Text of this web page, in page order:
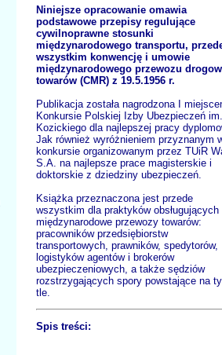
Niniejsze opracowanie omawia
podstawowe przepisy regulujące
cywilnoprawne stosunki
międzynarodowego transportu,
wszystkim konwencję i umowie
międzynarodowego przewozu
towarów (CMR) z 19.5.1956 r.
Publikacja została nagrodzona I
Konkursie Polskiej Izby Ubezpieczeń
Kozickiego dla najlepszej pracy
Jak również wyróżnieniem przyznanym
konkursie organizowanym przez TUiR
S.A. na najlepsze prace magisterskie i
doktorskie z dziedziny ubezpieczeń.
Książka przeznaczona jest przede
wszystkim dla praktyków obsługujących
międzynarodowe przewozy towarów:
pracowników przedsiębiorstw
transportowych, prawników, spedytorów,
logistyków agentów i brokerów
ubezpieczeniowych, a także sędziów
rozstrzygających spory powstające na
tle.
Spis treści: